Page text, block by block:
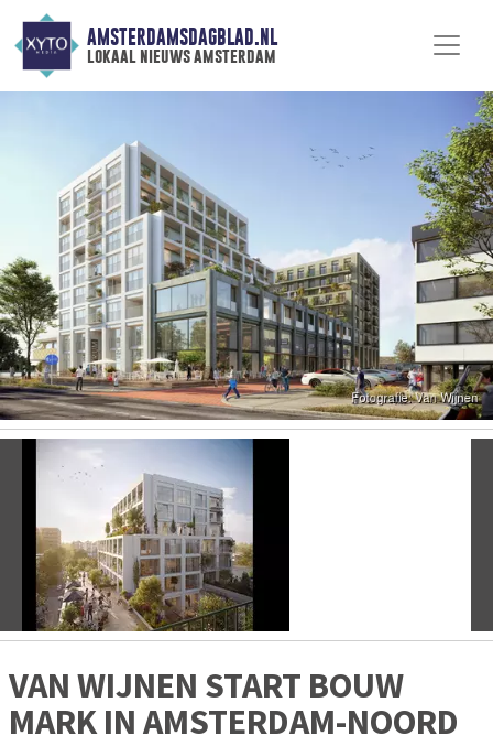
AMSTERDAMSDAGBLAD.NL
lokaal nieuws amsterdam
Vorige
VAN WIJNEN START BOUW
MARK IN AMSTERDAM-NOORD